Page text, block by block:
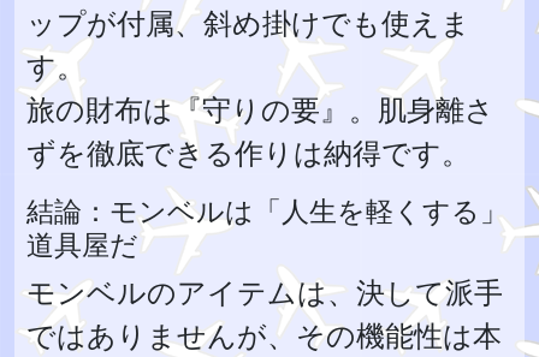
ップが付属、斜め掛けでも使えま
す。
旅の財布は『守りの要』。肌身離さ
ずを徹底できる作りは納得です。
結論：モンベルは「人生を軽くする」
道具屋だ
モンベルのアイテムは、決して派手
ではありませんが、その機能性は本